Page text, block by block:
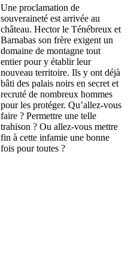
Une proclamation de
souveraineté est arrivée au
château. Hector le Ténébreux et
Barnabas son frère exigent un
domaine de montagne tout
entier pour y établir leur
nouveau territoire. Ils y ont déjà
bâti des palais noirs en secret et
recruté de nombreux hommes
pour les protéger. Qu’allez-vous
faire ? Permettre une telle
trahison ? Ou allez-vous mettre
fin à cette infamie une bonne
fois pour toutes ?